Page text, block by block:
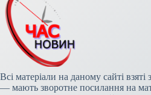
Всі матеріали на даному сайті
— мають зворотне посилання на